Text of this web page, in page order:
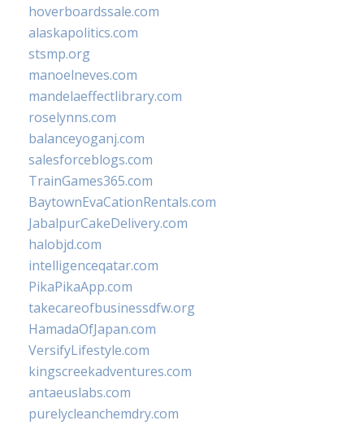
hoverboardssale.com
alaskapolitics.com
stsmp.org
manoelneves.com
mandelaeffectlibrary.com
roselynns.com
balanceyoganj.com
salesforceblogs.com
TrainGames365.com
BaytownEvaCationRentals.com
JabalpurCakeDelivery.com
halobjd.com
intelligenceqatar.com
PikaPikaApp.com
takecareofbusinessdfw.org
HamadaOfJapan.com
VersifyLifestyle.com
kingscreekadventures.com
antaeuslabs.com
purelycleanchemdry.com